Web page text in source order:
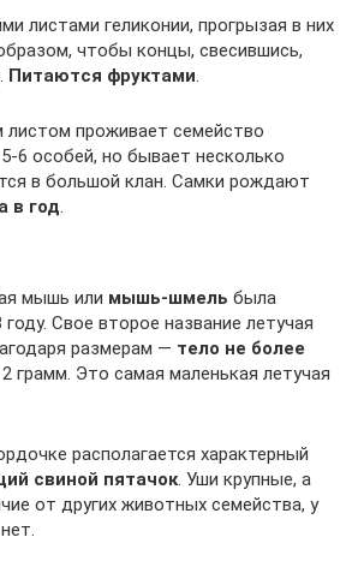
листами геликонии, прогрызая в них
чтобы концы, свесившись,
Питаются фруктами.
проживает семейство
6 особей, но бывает несколько
в большой клан. Самки рождают
в год.
мышь или мышь-шмель была
Свое второе название летучая
размерам — тело не более
грамм. Это самая маленькая летучая
располагается характерный
свиной пятачок. Уши крупные, а
от других животных семейства, у